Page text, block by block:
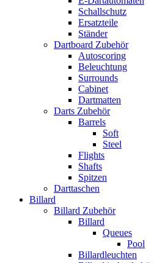
Schallschutz
Ersatzteile
Ständer
Dartboard Zubehör
Autoscoring
Beleuchtung
Surrounds
Cabinet
Dartmatten
Darts Zubehör
Barrels
Soft
Steel
Flights
Shafts
Spitzen
Darttaschen
Billard
Billard Zubehör
Billard
Queues
Pool
Billardleuchten